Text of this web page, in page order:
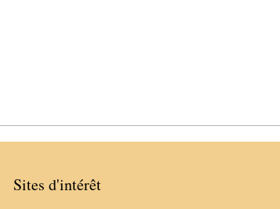
Sites d'intérêt